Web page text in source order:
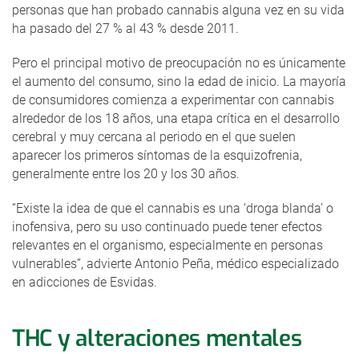
personas que han probado cannabis alguna vez en su vida
ha pasado del 27 % al 43 % desde 2011.
Pero el principal motivo de preocupación no es únicamente
el aumento del consumo, sino la edad de inicio. La mayoría
de consumidores comienza a experimentar con cannabis
alrededor de los 18 años, una etapa crítica en el desarrollo
cerebral y muy cercana al periodo en el que suelen
aparecer los primeros síntomas de la esquizofrenia,
generalmente entre los 20 y los 30 años.
“Existe la idea de que el cannabis es una ‘droga blanda’ o
inofensiva, pero su uso continuado puede tener efectos
relevantes en el organismo, especialmente en personas
vulnerables”, advierte Antonio Peña, médico especializado
en adicciones de Esvidas.
THC y alteraciones mentales